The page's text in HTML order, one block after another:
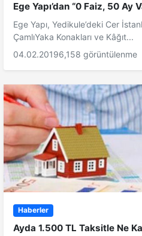
Ege Yapı’dan “0 Faiz, 50 Ay
Ege Yapı, Yedikule’deki Cer
ÇamlıYaka Konakları ve Kâğıt...
04.02.20196,158 görüntülenme
Haberler
Ayda 1.500 TL Taksitle Ne